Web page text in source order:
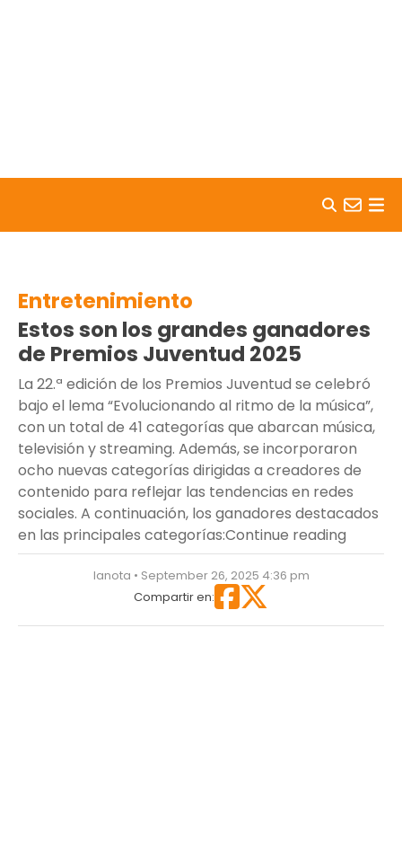
Entretenimiento
Estos son los grandes ganadores
de Premios Juventud 2025
La 22.ª edición de los Premios Juventud se celebró
bajo el lema “Evolucionando al ritmo de la música”,
con un total de 41 categorías que abarcan música,
televisión y streaming. Además, se incorporaron
ocho nuevas categorías dirigidas a creadores de
contenido para reflejar las tendencias en redes
sociales. A continuación, los ganadores destacados
en las principales categorías:Continue reading
lanota • September 26, 2025 4:36 pm
Compartir en: